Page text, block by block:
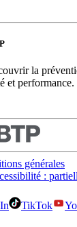
la
et performance.
générales
:
TikTok